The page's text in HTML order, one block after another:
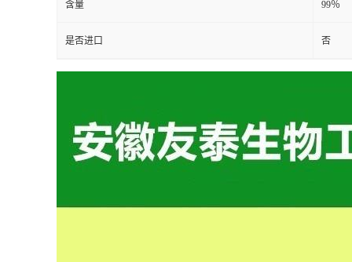
含量 99％
是否进口 否